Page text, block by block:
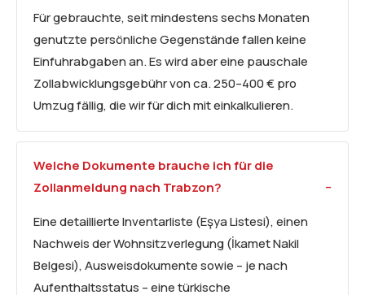
Für gebrauchte, seit mindestens sechs Monaten
genutzte persönliche Gegenstände fallen keine
Einfuhrabgaben an. Es wird aber eine pauschale
Zollabwicklungsgebühr von ca. 250–400 € pro
Umzug fällig, die wir für dich mit einkalkulieren.
Welche Dokumente brauche ich für die
Zollanmeldung nach Trabzon?
Eine detaillierte Inventarliste (Eşya Listesi), einen
Nachweis der Wohnsitzverlegung (İkamet Nakil
Belgesi), Ausweisdokumente sowie – je nach
Aufenthaltsstatus – eine türkische